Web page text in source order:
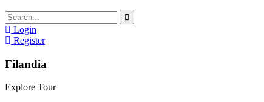
Login
Register
Filandia
Explore Tour